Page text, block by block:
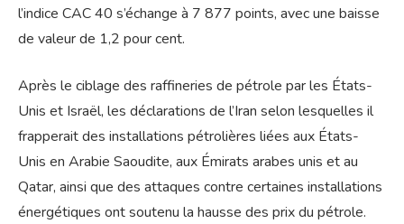
l’indice CAC 40 s’échange à 7 877 points, avec une baisse
de valeur de 1,2 pour cent.
Après le ciblage des raffineries de pétrole par les États-
Unis et Israël, les déclarations de l’Iran selon lesquelles il
frapperait des installations pétrolières liées aux États-
Unis en Arabie Saoudite, aux Émirats arabes unis et au
Qatar, ainsi que des attaques contre certaines installations
énergétiques ont soutenu la hausse des prix du pétrole.